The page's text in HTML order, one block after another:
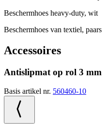
Beschermhoes heavy-duty, wit
Beschermhoes van textiel, paars
Accessoires
Antislipmat op rol 3 mm
Basis artikel nr. 560460-10